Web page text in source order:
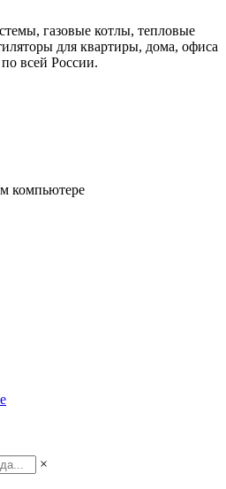
газовые котлы, тепловые
для квартиры, дома, офиса
всей России.
компьютере
×